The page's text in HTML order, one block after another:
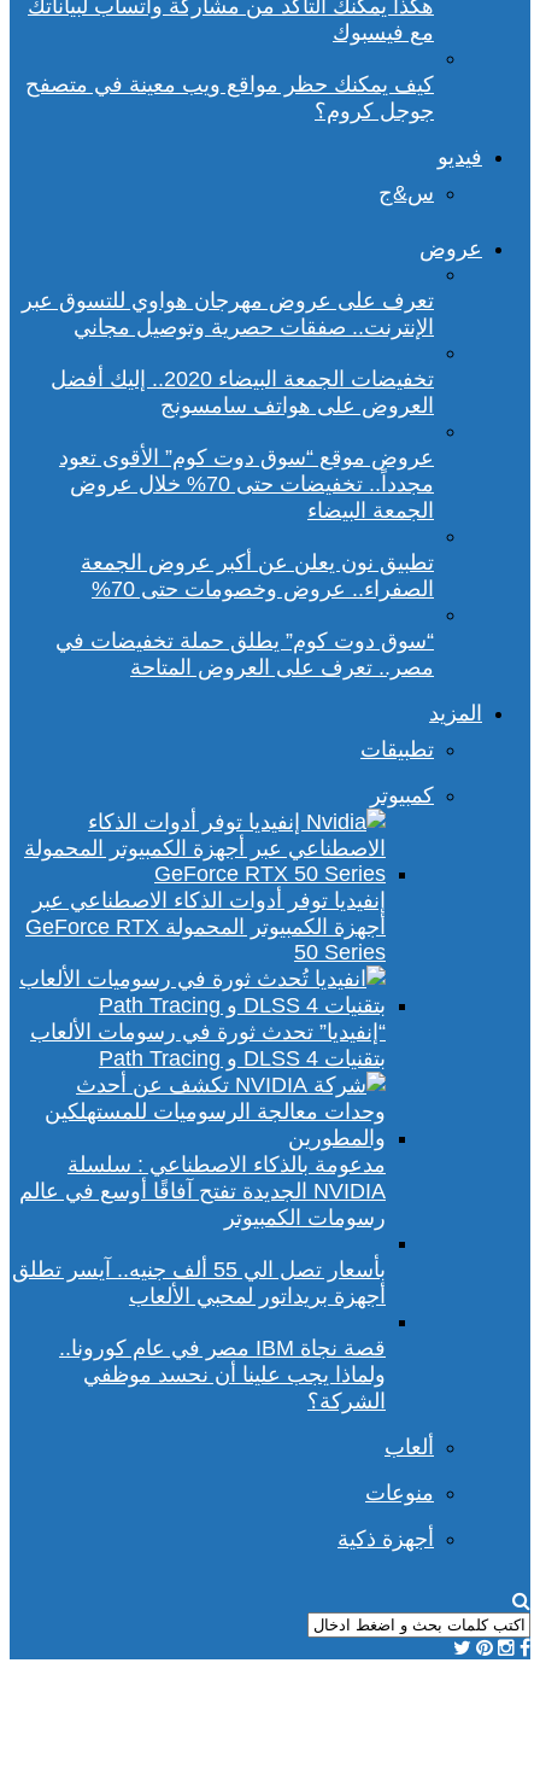
هكذا يمكنك التأكد من مشاركة واتساب لبياناتك
مع فيسبوك
كيف يمكنك حظر مواقع ويب معينة في متصفح
جوجل كروم؟
فيديو
س&ج
عروض
تعرف على عروض مهرجان هواوي للتسوق عبر
الإنترنت.. صفقات حصرية وتوصيل مجاني
تخفيضات الجمعة البيضاء 2020.. إليك أفضل
العروض على هواتف سامسونج
عروض موقع “سوق دوت كوم” الأقوى تعود
مجدداً.. تخفيضات حتى 70% خلال عروض
الجمعة البيضاء
تطبيق نون يعلن عن أكبر عروض الجمعة
الصفراء.. عروض وخصومات حتى 70%
“سوق دوت كوم” يطلق حملة تخفيضات في
مصر.. تعرف على العروض المتاحة
المزيد
تطبيقات
كمبيوتر
إنفيديا توفر أدوات الذكاء الاصطناعي عبر
أجهزة الكمبيوتر المحمولة GeForce RTX
50 Series
“إنفيديا” تحدث ثورة في رسومات الألعاب
بتقنيات DLSS 4 و Path Tracing
مدعومة بالذكاء الاصطناعي : سلسلة
NVIDIA الجديدة تفتح آفاقًا أوسع في عالم
رسومات الكمبيوتر
بأسعار تصل الي 55 ألف جنيه.. آيسر تطلق
أجهزة بريداتور لمحبي الألعاب
قصة نجاة IBM مصر في عام كورونا..
ولماذا يجب علينا أن نحسد موظفي
الشركة؟
ألعاب
منوعات
أجهزة ذكية